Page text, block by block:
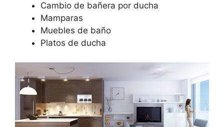
Cambio de bañera por ducha
Mamparas
Muebles de baño
Platos de ducha